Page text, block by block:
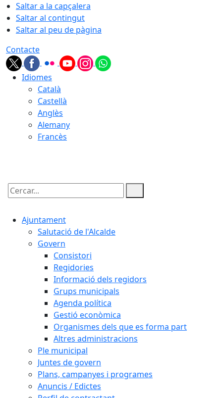
Saltar a la capçalera
Saltar al contingut
Saltar al peu de pàgina
Contacte
Idiomes
Català
Castellà
Anglès
Alemany
Francès
Cercar:
Ajuntament
Salutació de l'Alcalde
Govern
Consistori
Regidories
Informació dels regidors
Grups municipals
Agenda política
Gestió econòmica
Organismes dels que es forma part
Altres administracions
Ple municipal
Juntes de govern
Plans, campanyes i programes
Anuncis / Edictes